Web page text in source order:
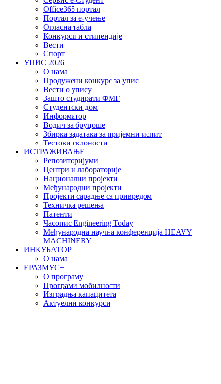
Office365 портал
Портал за е-учење
Огласна табла
Конкурси и стипендије
Вести
Спорт
УПИС 2026
О нама
Продужени конкурс за упис
Вести о упису
Зашто студирати ФМГ
Студентски дом
Информатор
Водич за бруцоше
Збиркa задатака за пријемни испит
Тестови склоности
ИСТРАЖИВАЊЕ
Репозиторијуми
Центри и лабораторије
Национални пројекти
Међународни пројекти
Пројекти сарадње са привредом
Техничка решења
Патенти
Часопис Engineering Today
Међународна научна конференција HEAVY
MACHINERY
ИНКУБАТОР
О нама
EРАЗМУС+
О програму
Програми мобилности
Изградња капацитета
Актуелни конкурси